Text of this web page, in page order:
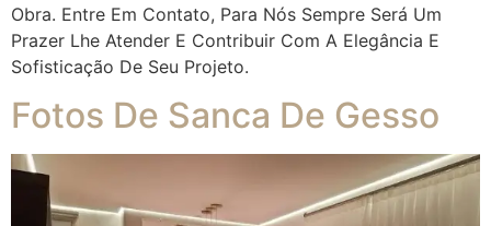
Obra. Entre Em Contato, Para Nós Sempre Será Um
Prazer Lhe Atender E Contribuir Com A Elegância E
Sofisticação De Seu Projeto.
Fotos De Sanca De Gesso